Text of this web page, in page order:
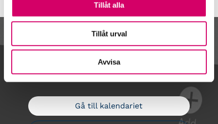
Tillåt alla
Tillåt urval
Avvisa
Kalendarium
Gå till kalendariet